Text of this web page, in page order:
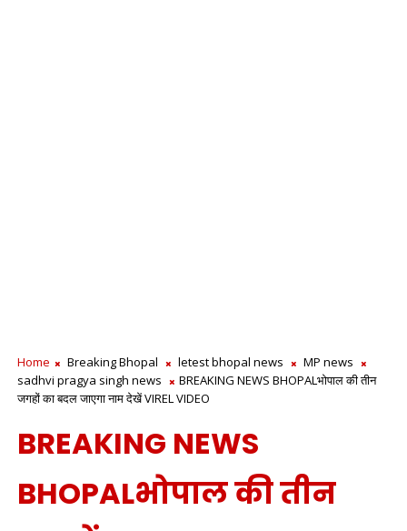
Home Breaking Bhopal letest bhopal news
MP news
sadhvi pragya singh news
BREAKING NEWS BHOPALभोपाल की तीन
जगहों का बदल जाएगा नाम देखें VIREL VIDEO
BREAKING NEWS
BHOPALभोपाल की तीन